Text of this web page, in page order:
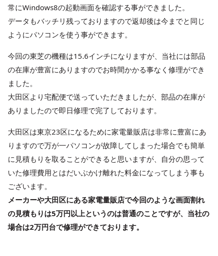
常にWindows8の起動画面を確認する事ができました。
データもバッチリ残っておりますので返却後は今までと同じ
ようにパソコンを使う事ができます。
今回の東芝の機種は15.6インチになりますが、当社には部品
の在庫が豊富にありますのでお時間かかる事なく修理ができ
ました。
大田区より宅配便で送っていただきましたが、部品の在庫が
ありましたので即日修理で完了しております。
大田区は東京23区になるために家電量販店は非常に豊富にあ
りますので万が一パソコンが故障してしまった場合でも簡単
に見積もりを取ることができると思いますが、自分の思って
いた修理費用とはだいぶかけ離れた料金になってしまう事も
ございます。
メーカーや大田区にある家電量販店で今回のような画面割れ
の見積もりは5万円以上というのは普通のことですが、当社の
場合は2万円台で修理ができております。